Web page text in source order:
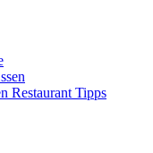
Restaurant Tipps